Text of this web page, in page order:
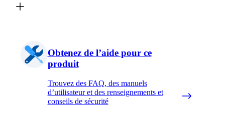
Obtenez de l’aide pour ce
produit
Trouvez des FAQ, des manuels
d’utilisateur et des renseignements et
conseils de sécurité